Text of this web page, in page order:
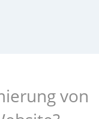
von